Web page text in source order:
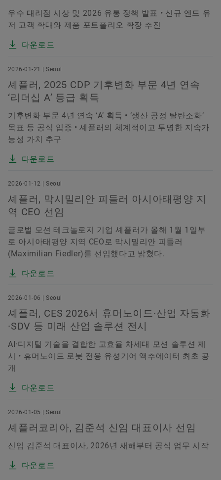
우수 대리점 시상 및 2026 유통 정책 발표 • 신규 엔드 유
저 고객 확대와 제품 포트폴리오 확장 추진
다운로드
2026-01-21 | Seoul
셰플러, 2025 CDP 기후변화 부문 4년 연속
‘리더십 A’ 등급 획득
기후변화 부문 4년 연속 ‘A’ 획득 • ‘생산 공정 탈탄소화’
목표 등 공식 입증 • 셰플러의 체계적이고 투명한 지속가
능성 가치 추구
다운로드
2026-01-12 | Seoul
셰플러, 막시밀리안 피들러 아시아태평양 지
역 CEO 선임
글로벌 모션 테크놀로지 기업 셰플러가 올해 1월 1일부
로 아시아태평양 지역 CEO로 막시밀리안 피들러
(Maximilian Fiedler)를 선임했다고 밝혔다.
다운로드
2026-01-06 | Seoul
셰플러, CES 2026서 휴머노이드·산업 자동화
·SDV 등 미래 산업 솔루션 전시
AI·디지털 기술을 결합한 고효율 차세대 모션 솔루션 제
시 • 휴머노이드 로봇 전용 유성기어 액추에이터 최초 공
개
다운로드
2026-01-05 | Seoul
셰플러코리아, 김준석 신임 대표이사 선임
신임 김준석 대표이사, 2026년 새해부터 공식 업무 시작
다운로드